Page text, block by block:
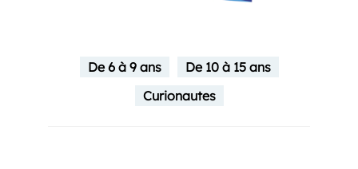
De 6 à 9 ans
De 10 à 15 ans
Curionautes